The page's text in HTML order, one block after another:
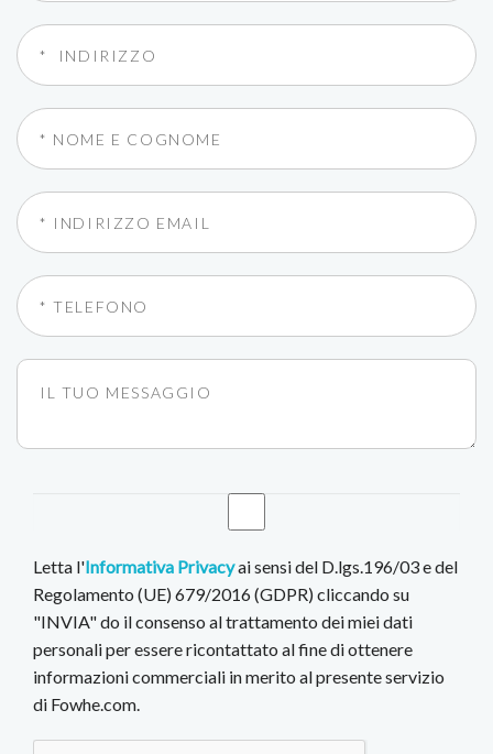
Letta l'Informativa Privacyai sensi del D.lgs.196/03 e del
Regolamento (UE) 679/2016 (GDPR) cliccando su
"INVIA" do il consenso al trattamento dei miei dati
personali per essere ricontattato al fine di ottenere
informazioni commerciali in merito al presente servizio
di Fowhe.com.